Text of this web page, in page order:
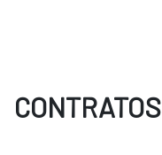
CONTRATOS